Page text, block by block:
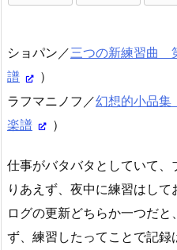
ショパン／三つの新練習曲
譜
）
ラフマニノフ／幻想的小品
楽譜
）
仕事がバタバタとしていて、
りあえず、夜中に練習はし
ログの更新どちらか一つだと
ず、練習したってことで記録